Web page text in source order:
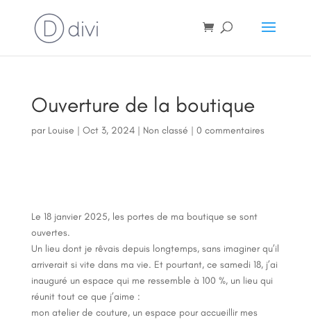
Ouverture de la boutique
par Louise | Oct 3, 2024| Non classé | 0 commentaires
Le 18 janvier 2025, les portes de ma boutique se sont
ouvertes.
Un lieu dont je rêvais depuis longtemps, sans imaginer qu’il
arriverait si vite dans ma vie. Et pourtant, ce samedi 18, j’ai
inauguré un espace qui me ressemble à 100 %, un lieu qui
réunit tout ce que j’aime :
mon atelier de couture, un espace pour accueillir mes